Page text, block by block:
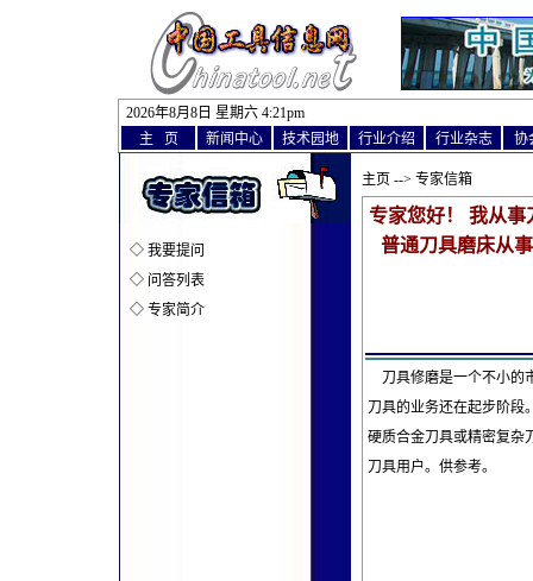
2026年8月8日 星期六 4:21pm
主 页
新闻中心 技术园地 行业介绍 行业杂志 协
◇ 我要提问
◇ 问答列表
◇ 专家简介
主页 --> 专家信箱
专家您好！ 我从
普通刀具磨床从
刀具修磨是一个不小的
刀具的业务还在起步阶段
硬质合金刀具或精密复杂
刀具用户。供参考。